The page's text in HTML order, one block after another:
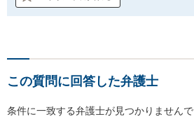
この質問に回答した弁護士
条件に一致する弁護士が見つかりません